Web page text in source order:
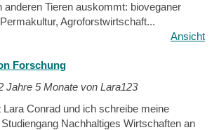
anderen Tieren auskommt: bioveganer
Agroforstwirtschaft...
Ansicht
Forschung
Jahre 5 Monate von Lara123
Conrad und ich schreibe meine
Nachhaltiges Wirtschaften an